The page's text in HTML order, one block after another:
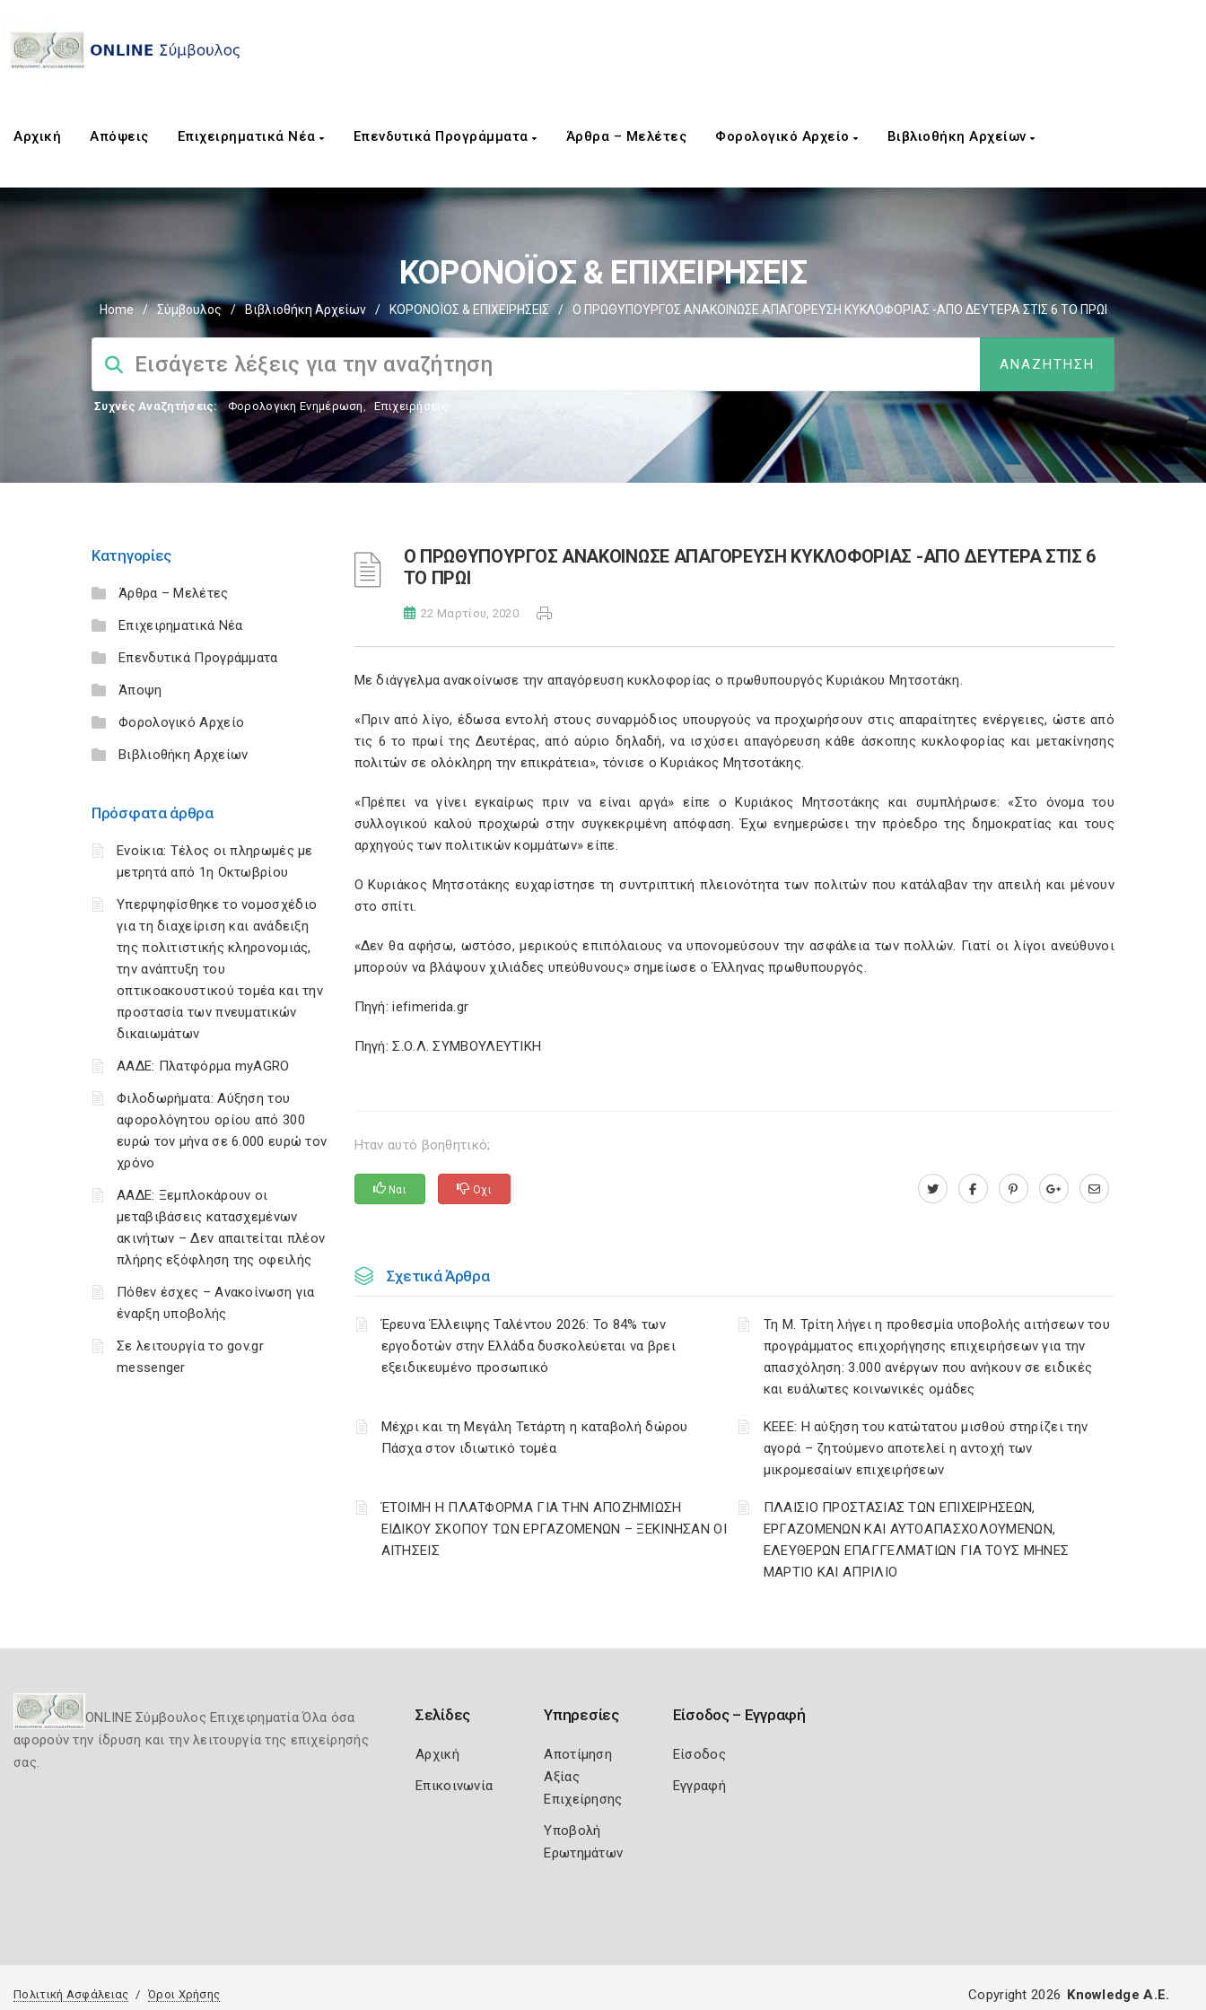
Αρχική Απόψεις Επιχειρηματικά Νέα Επενδυτικά Προγράμματα Άρθρα – Μελέτες Φορολογικό Αρχείο Βιβλιοθήκη Αρχείων
ΚΟΡΟΝΟΪΟΣ & ΕΠΙΧΕΙΡΗΣΕΙΣ
Home / Σύμβουλος / Βιβλιοθήκη Αρχείων / ΚΟΡΟΝΟΪΟΣ & ΕΠΙΧΕΙΡΗΣΕΙΣ / Ο ΠΡΩΘΥΠΟΥΡΓΟΣ ΑΝΑΚΟΙΝΩΣΕ ΑΠΑΓΟΡΕΥΣΗ ΚΥΚΛΟΦΟΡΙΑΣ -ΑΠΟ ΔΕΥΤΕΡΑ ΣΤΙΣ 6 ΤΟ ΠΡΩΙ
Συχνές Αναζητήσεις: Φορολογικη Ενημέρωση, Επιχειρήσεις
Κατηγορίες
Άρθρα – Μελέτες
Επιχειρηματικά Νέα
Επενδυτικά Προγράμματα
Άποψη
Φορολογικό Αρχείο
Βιβλιοθήκη Αρχείων
Πρόσφατα άρθρα
Ενοίκια: Τέλος οι πληρωμές με
μετρητά από 1η Οκτωβρίου
Υπερψηφίσθηκε το νομοσχέδιο
για τη διαχείριση και ανάδειξη
της πολιτιστικής κληρονομιάς,
την ανάπτυξη του
οπτικοακουστικού τομέα και την
προστασία των πνευματικών
δικαιωμάτων
ΑΑΔΕ: Πλατφόρμα myAGRO
Φιλοδωρήματα: Αύξηση του
αφορολόγητου ορίου από 300
ευρώ τον μήνα σε 6.000 ευρώ τον
χρόνο
ΑΑΔΕ: Ξεμπλοκάρουν οι
μεταβιβάσεις κατασχεμένων
ακινήτων – Δεν απαιτείται πλέον
πλήρης εξόφληση της οφειλής
Πόθεν έσχες – Ανακοίνωση για
έναρξη υποβολής
Σε λειτουργία το gov.gr
messenger
Ο ΠΡΩΘΥΠΟΥΡΓΟΣ ΑΝΑΚΟΙΝΩΣΕ ΑΠΑΓΟΡΕΥΣΗ ΚΥΚΛΟΦΟΡΙΑΣ -ΑΠΟ ΔΕΥΤΕΡΑ ΣΤΙΣ 6
ΤΟ ΠΡΩΙ
22 Μαρτίου, 2020
Με διάγγελμα ανακοίνωσε την απαγόρευση κυκλοφορίας ο πρωθυπουργός Κυριάκου Μητσοτάκη.
«Πριν από λίγο, έδωσα εντολή στους συναρμόδιος υπουργούς να προχωρήσουν στις απαραίτητες ενέργειες, ώστε από
τις 6 το πρωί της Δευτέρας, από αύριο δηλαδή, να ισχύσει απαγόρευση κάθε άσκοπης κυκλοφορίας και μετακίνησης
πολιτών σε ολόκληρη την επικράτεια», τόνισε ο Κυριάκος Μητσοτάκης.
«Πρέπει να γίνει εγκαίρως πριν να είναι αργά» είπε ο Κυριάκος Μητσοτάκης και συμπλήρωσε: «Στο όνομα του
συλλογικού καλού προχωρώ στην συγκεκριμένη απόφαση. Έχω ενημερώσει την πρόεδρο της δημοκρατίας και τους
αρχηγούς των πολιτικών κομμάτων» είπε.
Ο Κυριάκος Μητσοτάκης ευχαρίστησε τη συντριπτική πλειονότητα των πολιτών που κατάλαβαν την απειλή και μένουν
στο σπίτι.
«Δεν θα αφήσω, ωστόσο, μερικούς επιπόλαιους να υπονομεύσουν την ασφάλεια των πολλών. Γιατί οι λίγοι ανεύθυνοι
μπορούν να βλάψουν χιλιάδες υπεύθυνους» σημείωσε ο Έλληνας πρωθυπουργός.
Πηγή: iefimerida.gr
Πηγή: Σ.Ο.Λ. ΣΥΜΒΟΥΛΕΥΤΙΚΗ
Ηταν αυτό βοηθητικό;
Ναι Οχι
Σχετικά Άρθρα
Έρευνα Έλλειψης Ταλέντου 2026: Το 84% των
εργοδοτών στην Ελλάδα δυσκολεύεται να βρει
εξειδικευμένο προσωπικό
Τη Μ. Τρίτη λήγει η προθεσμία υποβολής αιτήσεων του
προγράμματος επιχορήγησης επιχειρήσεων για την
απασχόληση: 3.000 ανέργων που ανήκουν σε ειδικές
και ευάλωτες κοινωνικές ομάδες
Μέχρι και τη Μεγάλη Τετάρτη η καταβολή δώρου
Πάσχα στον ιδιωτικό τομέα
ΚΕΕΕ: Η αύξηση του κατώτατου μισθού στηρίζει την
αγορά – ζητούμενο αποτελεί η αντοχή των
μικρομεσαίων επιχειρήσεων
ΈΤΟΙΜΗ Η ΠΛΑΤΦΟΡΜΑ ΓΙΑ ΤΗΝ ΑΠΟΖΗΜΙΩΣΗ
ΕΙΔΙΚΟΥ ΣΚΟΠΟΥ ΤΩΝ ΕΡΓΑΖΟΜΕΝΩΝ – ΞΕΚΙΝΗΣΑΝ ΟΙ
ΑΙΤΗΣΕΙΣ
ΠΛΑΙΣΙΟ ΠΡΟΣΤΑΣΙΑΣ ΤΩΝ ΕΠΙΧΕΙΡΗΣΕΩΝ,
ΕΡΓΑΖΟΜΕΝΩΝ ΚΑΙ ΑΥΤΟΑΠΑΣΧΟΛΟΥΜΕΝΩΝ,
ΕΛΕΥΘΕΡΩΝ ΕΠΑΓΓΕΛΜΑΤΙΩΝ ΓΙΑ ΤΟΥΣ ΜΗΝΕΣ
ΜΑΡΤΙΟ ΚΑΙ ΑΠΡΙΛΙΟ
ONLINE Σύμβουλος Επιχειρηματία Όλα όσα
αφορούν την ίδρυση και την λειτουργία της επιχείρησής
σας.
Σελίδες
Αρχική
Επικοινωνία
Υπηρεσίες
Αποτίμηση
Αξίας
Επιχείρησης
Υποβολή
Ερωτημάτων
Είσοδος – Εγγραφή
Είσοδος
Εγγραφή
Πολιτική Ασφάλειας Όροι Χρήσης Copyright 2026 Knowledge A.E.